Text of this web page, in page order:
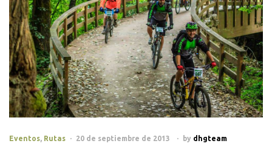
Eventos, Rutas 20 de septiembre de 2013 by dhgteam